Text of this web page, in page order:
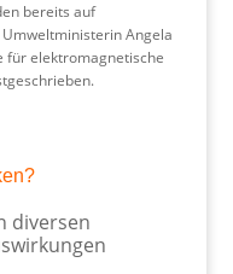
bereits auf
Angela
für elektromagnetische
diversen